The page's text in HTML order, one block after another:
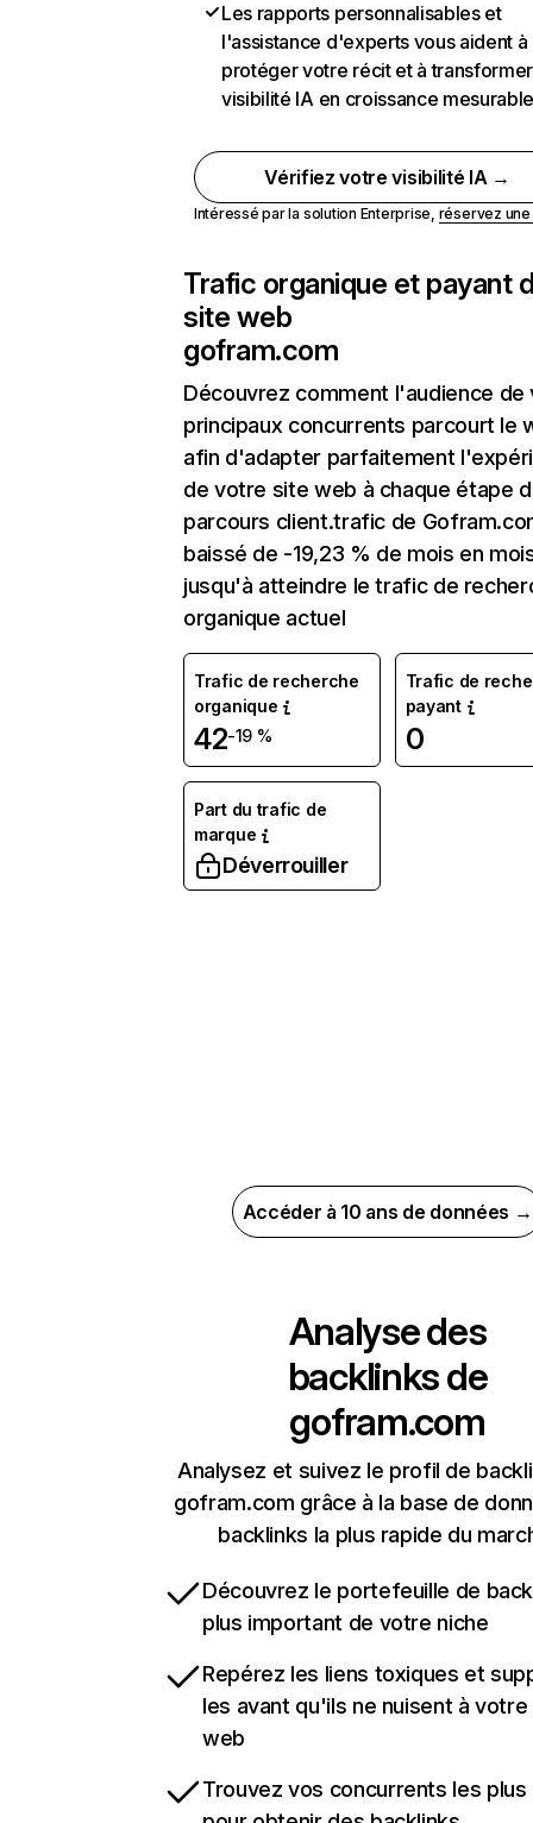
Les rapports personnalisables et
l'assistance d'experts vous aident à
protéger votre récit et à
visibilité IA en croissance
Vérifiez votre visibilité IA →
Intéressé par la solution Enterprise, réservez
Trafic organique et payant
site web
gofram.com
Découvrez comment l'audience de
principaux concurrents parcourt le
afin d'adapter parfaitement
de votre site web à chaque étape
parcours client.trafic de
baissé de -19,23 % de mois en
jusqu'à atteindre le trafic de
organique actuel
Trafic de recherche
organique
42-19 %
Trafic de
payant
0
Part du trafic de
marque
Déverrouiller
Accéder à 10 ans de données →
Analyse des
backlinks de
gofram.com
Analysez et suivez le profil de
gofram.com grâce à la base de
backlinks la plus rapide du
Découvrez le portefeuille de
plus important de votre niche
Repérez les liens toxiques et
les avant qu'ils ne nuisent à
web
Trouvez vos concurrents les